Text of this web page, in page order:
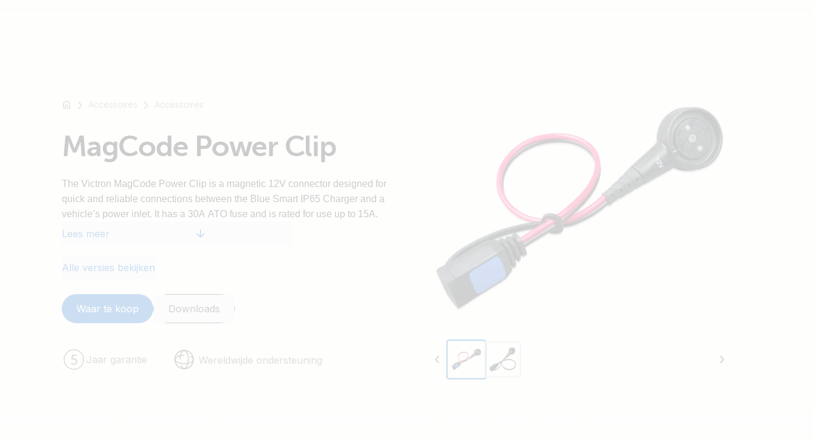
Accessoires Accessoires
MagCode Power Clip
The Victron MagCode Power Clip is a magnetic 12V connector designed for
quick and reliable connections between the Blue Smart IP65 Charger and a
vehicle’s power inlet. It has a 30A ATO fuse and is rated for use up to 15A.
Lees meer
Alle versies bekijken
Waar te koop Downloads
Jaar garantie Wereldwijde ondersteuning